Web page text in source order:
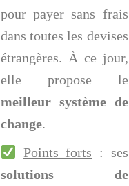
pour payer sans frais
dans toutes les devises
étrangères. À ce jour,
elle propose le
meilleur système de
change.
Points forts : ses
solutions de